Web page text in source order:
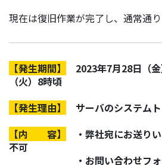
現在は復旧作業が完了し、通常通り
【発生期間】
2023年7月28日（
（火）8時頃
【発生理由】
サーバのシステム
【内 容】
・弊社宛にお送り
不可
・お問い合わせフォー